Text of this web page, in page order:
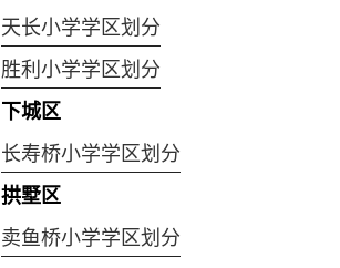
天长小学学区划分
胜利小学学区划分
下城区
长寿桥小学学区划分
拱墅区
卖鱼桥小学学区划分